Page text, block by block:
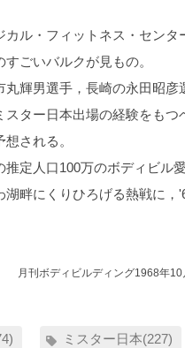
ル・フィットネス・センタ
ごいバルクが見もの。
輝男選手，長崎の永田昭彦
ター日本出場の経験をも
される。
定人口100万のボディビル
畔にくりひろげる熱戦に
月刊ボディビルディング1968年10
ミスター日本(227)